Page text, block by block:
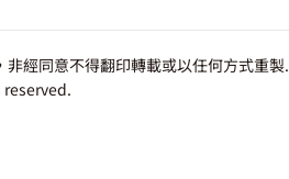
經同意不得翻印轉載或以任何方式重製.